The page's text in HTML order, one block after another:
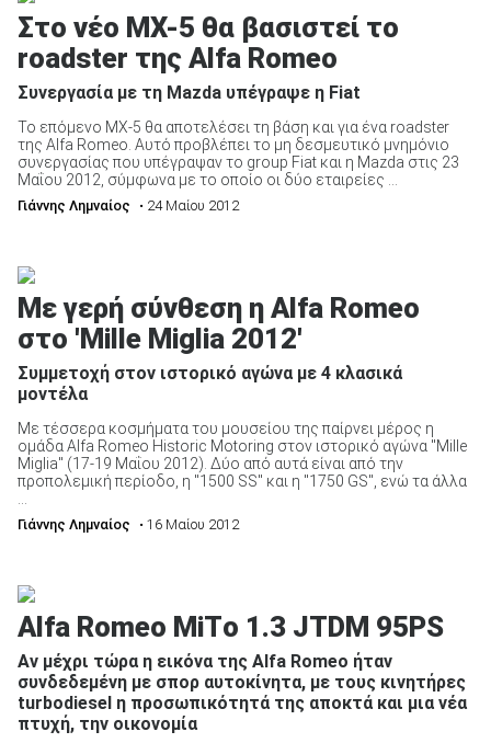
Στο νέο ΜΧ-5 θα βασιστεί το
roadster της Alfa Romeo
Συνεργασία με τη Mazda υπέγραψε η Fiat
Το επόμενο MX-5 θα αποτελέσει τη βάση και για ένα roadster
της Alfa Romeo. Αυτό προβλέπει το μη δεσμευτικό μνημόνιο
συνεργασίας που υπέγραψαν το group Fiat και η Mazda στις 23
Μαΐου 2012, σύμφωνα με το οποίο οι δύο εταιρείες ...
Γιάννης Λημναίος • 24 Μαίου 2012
Με γερή σύνθεση η Alfa Romeo
στο 'Mille Miglia 2012'
Συμμετοχή στον ιστορικό αγώνα με 4 κλασικά
μοντέλα
Με τέσσερα κοσμήματα του μουσείου της παίρνει μέρος η
ομάδα Alfa Romeo Historic Motoring στον ιστορικό αγώνα "Mille
Miglia" (17-19 Μαΐου 2012). Δύο από αυτά είναι από την
προπολεμική περίοδο, η "1500 SS" και η "1750 GS", ενώ τα άλλα
Γιάννης Λημναίος • 16 Μαίου 2012
Alfa Romeo MiΤo 1.3 JTDM 95PS
Αν μέχρι τώρα η εικόνα της Alfa Romeo ήταν
συνδεδεμένη με σπορ αυτοκίνητα, με τους κινητήρες
turbodiesel η προσωπικότητά της αποκτά και μια νέα
πτυχή, την οικονομία